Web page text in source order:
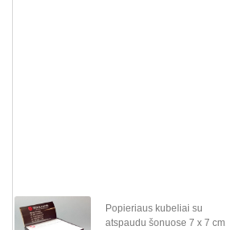
Popieriaus kubeliai su
atspaudu šonuose 7 x 7 cm.